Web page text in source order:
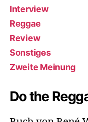
Interview
Reggae
Review
Sonstiges
Zweite Meinung
Do the